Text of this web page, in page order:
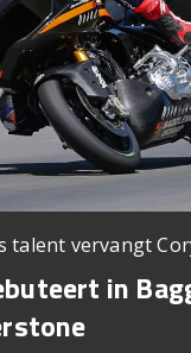
talent vervangt
in